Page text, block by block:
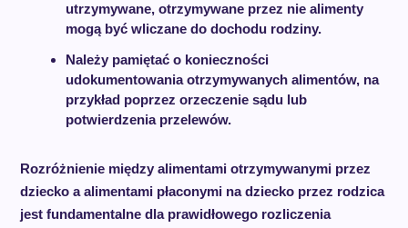
utrzymywane, otrzymywane przez nie alimenty
mogą być wliczane do dochodu rodziny.
Należy pamiętać o konieczności
udokumentowania otrzymywanych alimentów, na
przykład poprzez orzeczenie sądu lub
potwierdzenia przelewów.
Rozróżnienie między alimentami otrzymywanymi przez
dziecko a alimentami płaconymi na dziecko przez rodzica
jest fundamentalne dla prawidłowego rozliczenia